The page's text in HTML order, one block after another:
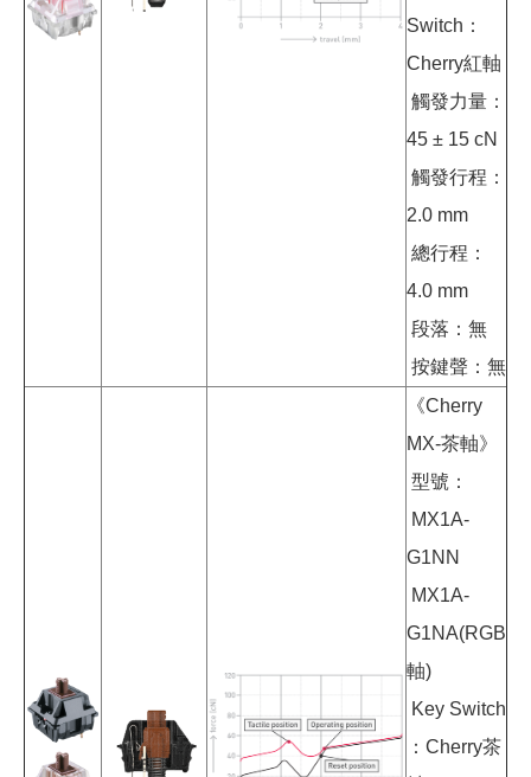
Switch：
Cherry紅軸
觸發力量：
45 ± 15 cN
觸發行程：
2.0 mm
總行程：
4.0 mm
段落：無
按鍵聲：無
《Cherry
MX-茶軸》
型號：
MX1A-
G1NN
MX1A-
G1NA(RGB
軸)
Key Switch
：Cherry茶